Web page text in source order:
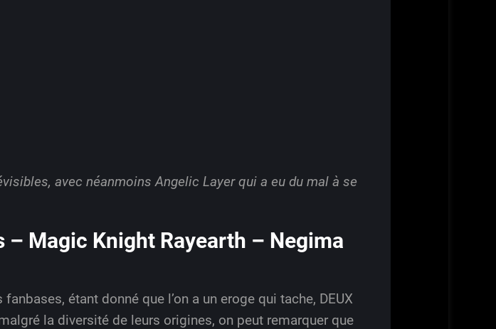
avec néanmoins Angelic Layer qui a eu du mal à se
– Magic Knight Rayearth – Negima
étant donné que l’on a un eroge qui tache, DEUX
la diversité de leurs origines, on peut remarquer que